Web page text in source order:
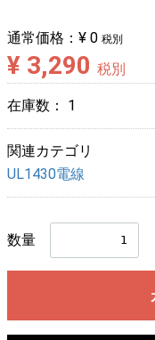
通常価格： ¥ 0 税別
¥ 3,290 税別
在庫数： 1
関連カテゴリ
UL1430電線
数量